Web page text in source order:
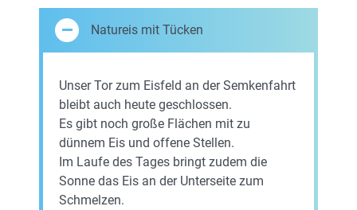
Natureis mit Tücken
Unser Tor zum Eisfeld an der Semkenfahrt
bleibt auch heute geschlossen.
Es gibt noch große Flächen mit zu
dünnem Eis und offene Stellen.
Im Laufe des Tages bringt zudem die
Sonne das Eis an der Unterseite zum
Schmelzen.